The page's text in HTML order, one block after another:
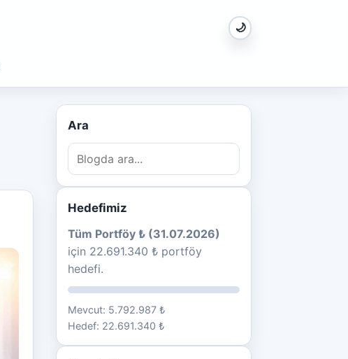
🌙
Ara
Hedefimiz
Tüm Portföy ₺ (31.07.2026)
için 22.691.340 ₺ portföy
hedefi.
Mevcut: 5.792.987 ₺
Hedef: 22.691.340 ₺